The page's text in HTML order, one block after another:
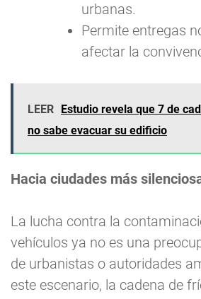
urbanas.
Permite entregas
afectar la
LEER
Estudio revela que 7 de
no sabe evacuar su edificio
Hacia ciudades más
La lucha contra la
vehículos ya no es una
de urbanistas o autoridades
este escenario, la cadena de